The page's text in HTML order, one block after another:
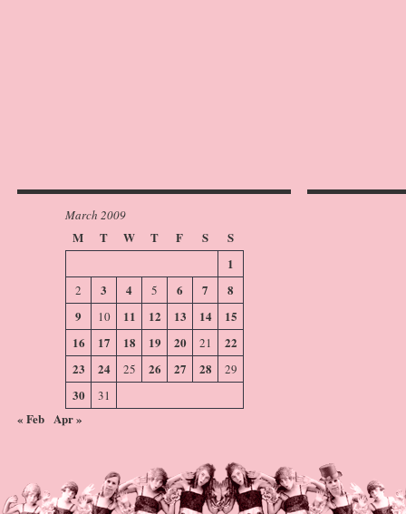
March 2009
M T W T F S
S
1
2 3 4 5 6 7
8
9
10 11 12 13 14
15
16
17 18 19 20 21
22
23
24 25 26 27 28 29
30 31
« Feb Apr »